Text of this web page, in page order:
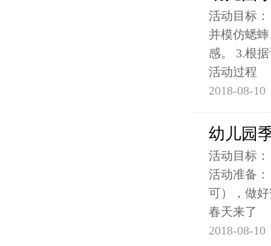
活动目标
并模仿蟋
感。 3.根
活动过程
2018-08-10
幼儿园
活动目标
活动准备
可），做
春天来了
2018-08-10